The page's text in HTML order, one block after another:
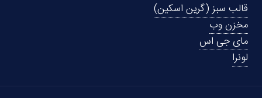
قالب سبز (گرین اسکین)
مخزن وب
مای جی اس
لونرا